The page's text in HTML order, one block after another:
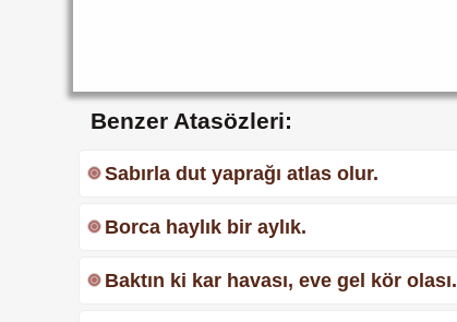
Benzer Atasözleri:
Sabırla dut yaprağı atlas olur.
Borca haylık bir aylık.
Baktın ki kar havası, eve gel kör olası.